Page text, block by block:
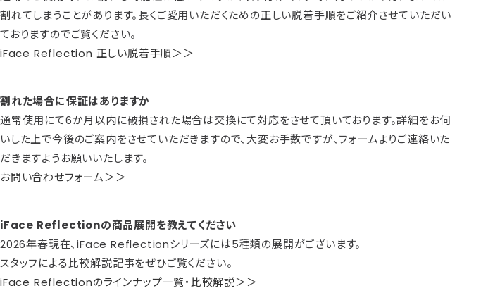
割れてしまうことがあります。長くご愛用いただくための正しい脱着手順をご紹介させていただい
ておりますのでご覧ください。
iFace Reflection 正しい脱着手順＞＞
割れた場合に保証はありますか
通常使用にて6か月以内に破損された場合は交換にて対応をさせて頂いております。詳細をお伺
いした上で今後のご案内をさせていただきますので、大変お手数ですが、フォームよりご連絡いた
だきますようお願いいたします。
お問い合わせフォーム＞＞
iFace Reflectionの商品展開を教えてください
2026年春現在、iFace Reflectionシリーズには5種類の展開がございます。
スタッフによる比較解説記事をぜひご覧ください。
iFace Reflectionのラインナップ一覧・比較解説＞＞